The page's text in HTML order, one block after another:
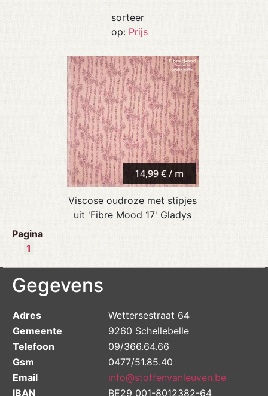
sorteer
op: Prijs
14,99 € / m
Viscose oudroze met stipjes
uit 'Fibre Mood 17' Gladys
Pagina
1
Gegevens
Adres
Wettersestraat 64
Gemeente
9260 Schellebelle
Telefoon
09/366.64.66
Gsm
0477/51.85.40
Email
info@stoffenvanleuven.be
IBAN
BE29 001-8012382-64